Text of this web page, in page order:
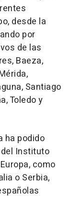
desde la
por
de las
Baeza,
Santiago
Toledo y
ha podido
Instituto
como
o Serbia,